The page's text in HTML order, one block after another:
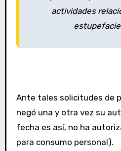
actividades
Ante tales solicitudes de
negó una y otra vez su
fecha es así, no ha
para consumo personal).